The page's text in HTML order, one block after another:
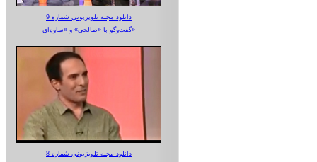
دانلود مجله تلویزیونی شماره 9
گفت‌وگو با «صالحی» و «ساوه‌ای»
دانلود مجله تلویزیونی شماره 8